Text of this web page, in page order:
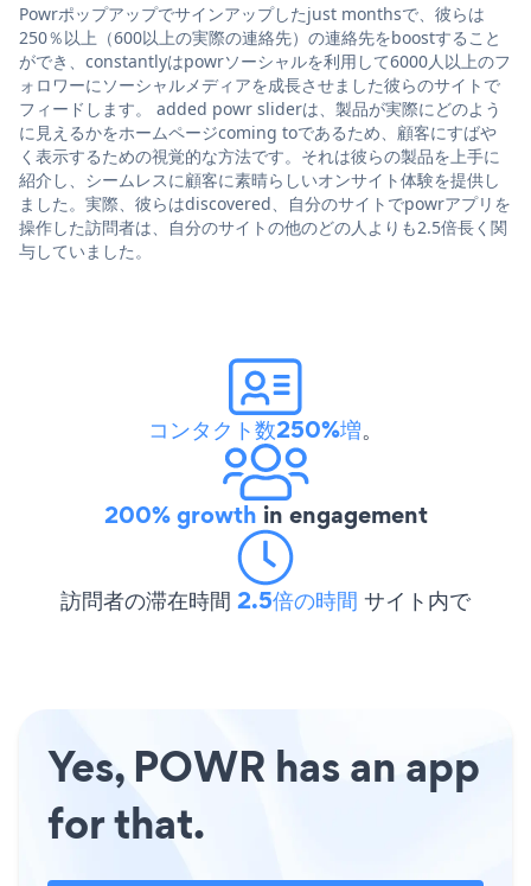
Powrポップアップでサインアップしたjust monthsで、彼らは
250％以上（600以上の実際の連絡先）の連絡先をboostすること
ができ、constantlyはpowrソーシャルを利用して6000人以上のフ
ォロワーにソーシャルメディアを成長させました彼らのサイトで
フィードします。 added powr sliderは、製品が実際にどのよう
に見えるかをホームページcoming toであるため、顧客にすばや
く表示するための視覚的な方法です。それは彼らの製品を上手に
紹介し、シームレスに顧客に素晴らしいオンサイト体験を提供し
ました。実際、彼らはdiscovered、自分のサイトでpowrアプリを
操作した訪問者は、自分のサイトの他のどの人よりも2.5倍長く関
与していました。
コンタクト数250%増。
200% growth in engagement
訪問者の滞在時間 2.5倍の時間 サイト内で
Yes, POWR has an app
for that.